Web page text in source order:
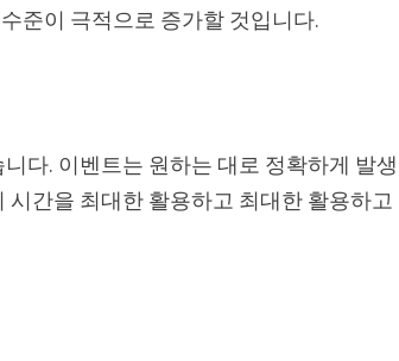
준이 극적으로 증가할 것입니다.
다. 이벤트는 원하는 대로 정확하게 발생
간을 최대한 활용하고 최대한 활용하고